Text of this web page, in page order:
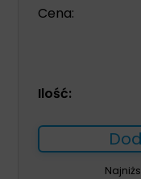
Cena:
Ilość: